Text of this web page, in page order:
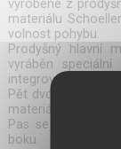
vyrobené z
materiálu
volnost pohybu.
Prodyšný hlavní
vyráběn
integrovány do
Pět dvojitých
materiálem
Pas se dokonale
boku.